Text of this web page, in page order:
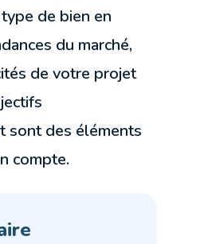
de bien en
du marché,
de votre projet
sont des éléments
compte.